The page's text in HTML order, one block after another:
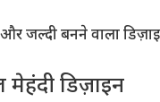
जल्दी बनने वाला
मेहंदी डिज़ाइन